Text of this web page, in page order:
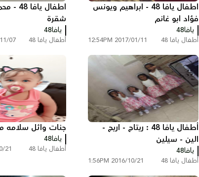
اطفال يافا 48 - ابراهيم ويونس
فؤاد ابو غانم
يافا48
أطفال يافا 48 2017/01/11 12:54PM
اطفال
شقرة
يافا48
أطفال يافا 48 11:05AM
أطفال يافا 48 : ريتاج - اريج -
الين - سيلين
يافا48
أطفال يافا 48 2016/10/21 1:56PM
جنات وائل سلامه
يافا48
أطفال يافا 48